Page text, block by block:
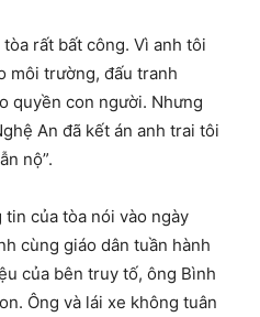
rất bất công. Vì anh tôi
môi trường, đấu tranh
quyền con người. Nhưng
An đã kết án anh trai tôi
nộ”.
của tòa nói vào ngày
cùng giáo dân tuần hành
của bên truy tố, ông Bình
Ông và lái xe không tuân